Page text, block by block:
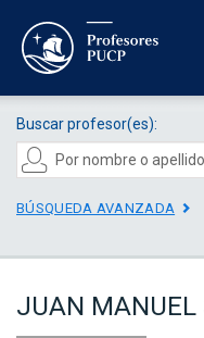
Buscar profesor(es):
BÚSQUEDA AVANZADA
JUAN MANUEL